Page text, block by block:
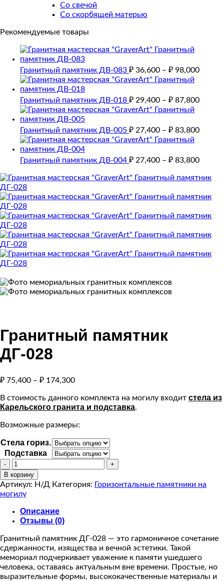
Со свечой
Со скорбящей матерью
Рекомендуемые товары
Гранитный памятник ДВ-083 ₽ 36,600 – ₽ 98,000
Гранитный памятник ДВ-018 ₽ 29,400 – ₽ 87,800
Гранитный памятник ДВ-005 ₽ 27,400 – ₽ 83,800
Гранитный памятник ДВ-004 ₽ 27,400 – ₽ 83,800
Гранитный памятник
ДГ-028
₽ 75,400 – ₽ 174,300
В стоимость данного комплекта на могилу входит стела из
Карельского гранита и подставка.
Возможные размеры:
Стела гориз.
Подставка
Количество
товара
Гранитный
памятник
В корзину
Артикул: Н/Д Категория: Горизонтальные памятники на
могилу
Описание
Отзывы (0)
Гранитный памятник ДГ-028 — это гармоничное сочетание
сдержанности, изящества и вечной эстетики. Такой
мемориал подчеркивает уважение к памяти ушедшего
человека, оставаясь актуальным вне времени. Простые, но
выразительные формы, высококачественные материалы и